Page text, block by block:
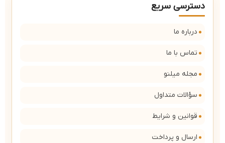
دسترسی سریع
درباره ما
تماس با ما
مجله میلنو
سؤالات متداول
قوانین و شرایط
ارسال و پرداخت